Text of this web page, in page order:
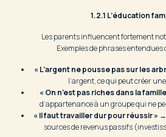
1.2.1 L’éducation
Les parents influencent fortement
Exemples de phrases entendues
« L’argent ne pousse pas sur les
l’argent, ce qui peut créer une
« On n’est pas riches dans la
d’appartenance à un groupe qui ne
« Il faut travailler dur pour réussir »
sources de revenus passifs